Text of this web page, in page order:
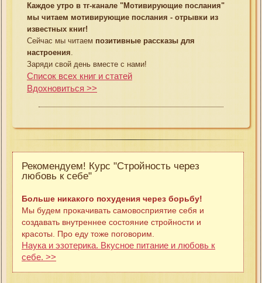
Каждое утро в тг-канале "Мотивирующие послания"
мы читаем мотивирующие послания - отрывки из
известных книг!
Сейчас мы читаем позитивные рассказы для
настроения
Заряди свой день вместе с нами!
Список всех книг и статей
Вдохновиться >>
Рекомендуем! Курс "Стройность через
любовь к себе"
Больше никакого похудения через борьбу!
Мы будем прокачивать самовосприятие себя и
создавать внутреннее состояние стройности и
красоты. Про еду тоже поговорим.
Наука и эзотерика. Вкусное питание и любовь к
себе. >>